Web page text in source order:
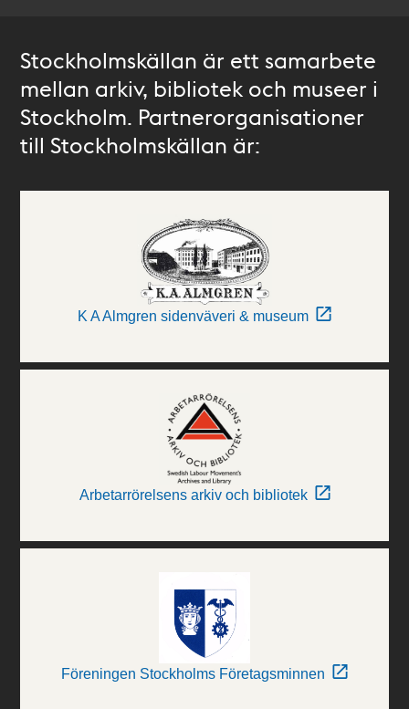
Stockholmskällan är ett samarbete
mellan arkiv, bibliotek och museer i
Stockholm. Partnerorganisationer
till Stockholmskällan är:
K A Almgren sidenväveri & museum
Arbetarrörelsens arkiv och bibliotek
Föreningen Stockholms Företagsminnen